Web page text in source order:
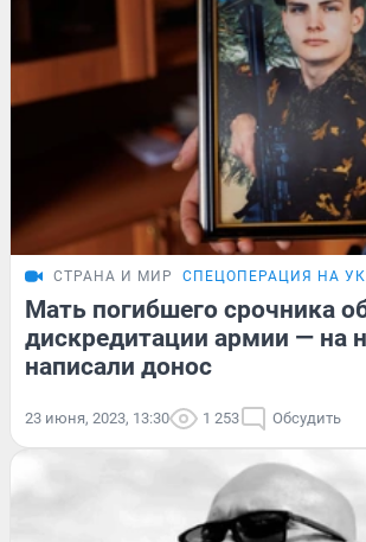
СТРАНА И МИР СПЕЦОПЕРАЦИЯ НА
Мать погибшего срочника
дискредитации армии — на
написали донос
23 июня, 2023, 13:30 1 253 Обсудить